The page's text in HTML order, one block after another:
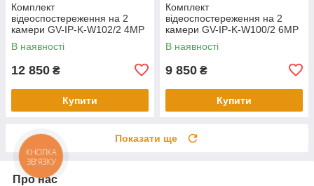
Комплект
відеоспостереження на 2
камери GV-IP-K-W102/2 4MP
(Ultra AI)
В наявності
12 850 ₴
Купити
Комплект
відеоспостереження на 2
камери GV-IP-K-W100/2 6MP
В наявності
9 850 ₴
Купити
Показати ще
Про нас
КНОПКА
ЗВ'ЯЗКУ